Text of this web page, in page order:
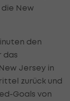
New
den
das
Jersey in
zurück und
Goals von